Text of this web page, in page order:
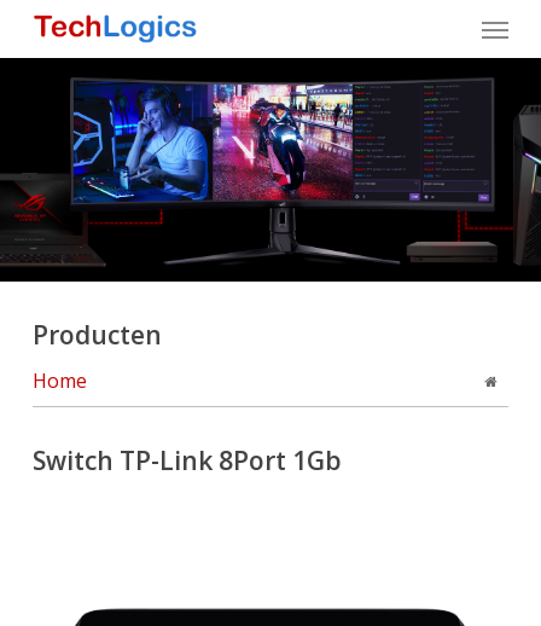
Skip
Menu
Producten
Home
Switch TP-Link 8Port 1Gb